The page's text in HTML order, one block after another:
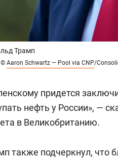
Трамп
© Aaron Schwartz — Pool via CNP/
придется
нефть у России», —
в Великобританию.
также подчеркнул, что